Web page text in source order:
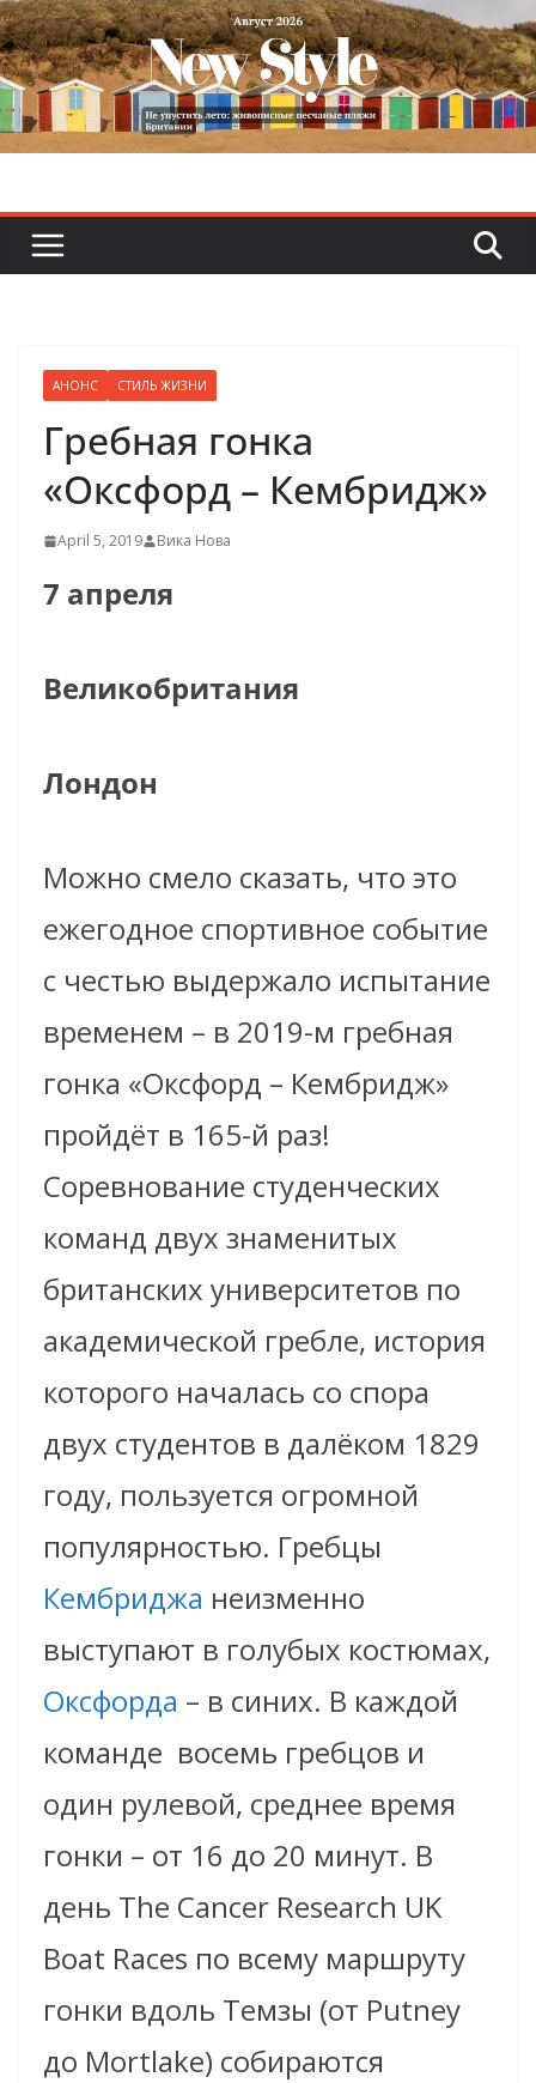
Skip
to
content
АНОНС СТИЛЬ ЖИЗНИ
Гребная гонка
«Оксфорд – Кембридж»
April 5, 2019 Вика Нова
7 апреля
Великобритания
Лондон
Можно смело сказать, что это
ежегодное спортивное событие
с честью выдержало испытание
временем – в 2019-м гребная
гонка «Оксфорд – Кембридж»
пройдёт в 165-й раз!
Соревнование студенческих
команд двух знаменитых
британских университетов по
академической гребле, история
которого началась со спора
двух студентов в далёком 1829
году, пользуется огромной
популярностью. Гребцы
Кембриджа неизменно
выступают в голубых костюмах,
Оксфорда – в синих. В каждой
команде восемь гребцов и
один рулевой, среднее время
гонки – от 16 до 20 минут. В
день The Cancer Research UK
Boat Races по всему маршруту
гонки вдоль Темзы (от Putney
до Mortlake) собираются